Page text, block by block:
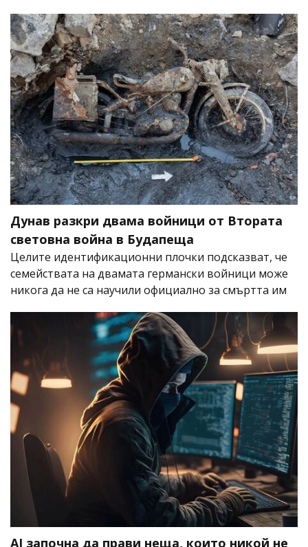
Дунав разкри двама войници от Втората
световна война в Будапеща
Целите идентификационни плочки подсказват, че
семействата на двамата германски войници може
никога да не са научили официално за смъртта им
AI започна да прави неща, които никой не